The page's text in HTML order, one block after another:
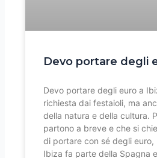
Devo portare degli
Devo portare degli euro a
richiesta dai festaioli, ma
della natura e della cultura.
partono a breve e che si
di portare con sé degli euro,
Ibiza fa parte della Spagna